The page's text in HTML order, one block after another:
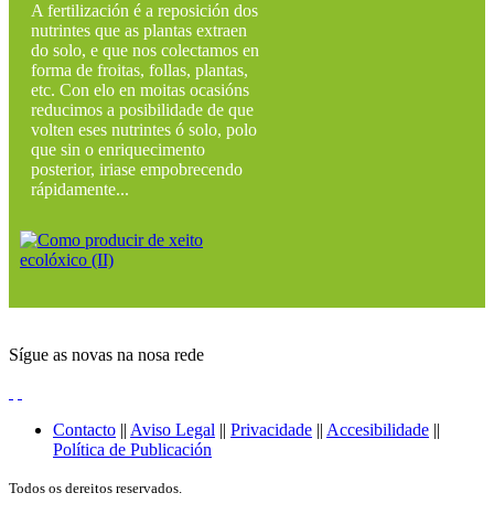
A fertilización é a reposición dos
nutrintes que as plantas extraen
do solo, e que nos colectamos en
forma de froitas, follas, plantas,
etc. Con elo en moitas ocasións
reducimos a posibilidade de que
volten eses nutrintes ó solo, polo
que sin o enriquecimento
posterior, iriase empobrecendo
rápidamente...
Sígue as novas na nosa rede
Contacto || Aviso Legal || Privacidade || Accesibilidade ||
Política de Publicación
Todos os dereitos reservados.